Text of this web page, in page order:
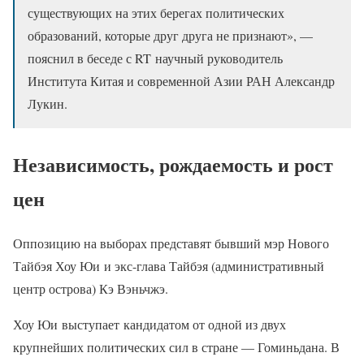
существующих на этих берегах политических
образований, которые друг друга не признают», —
пояснил в беседе с RT научный руководитель
Института Китая и современной Азии РАН Александр
Лукин.
Независимость, рождаемость и рост
цен
Оппозицию на выборах представят бывший мэр Нового
Тайбэя Хоу Юи и экс-глава Тайбэя (административный
центр острова) Кэ Вэньчжэ.
Хоу Юи выступает кандидатом от одной из двух
крупнейших политических сил в стране — Гоминьдана. В